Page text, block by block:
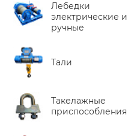
Лебедки
электрические и
ручные
Тали
Такелажные
приспособления